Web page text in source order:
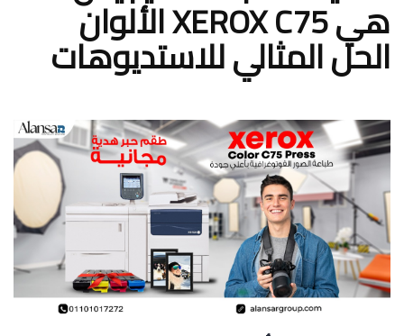
الألوان XEROX C75 هي
الحل المثالي للاستديوهات